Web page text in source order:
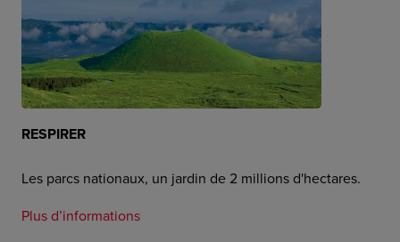
RESPIRER
Les parcs nationaux, un jardin de 2 millions d'hectares.
Plus d’informations